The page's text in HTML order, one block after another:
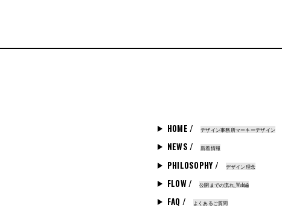
HOME / デザイン事務所マーキーデザイン
NEWS / 新着情報
PHILOSOPHY / デザイン理念
FLOW / 公開までの流れ_Web編
FAQ / よくあるご質問